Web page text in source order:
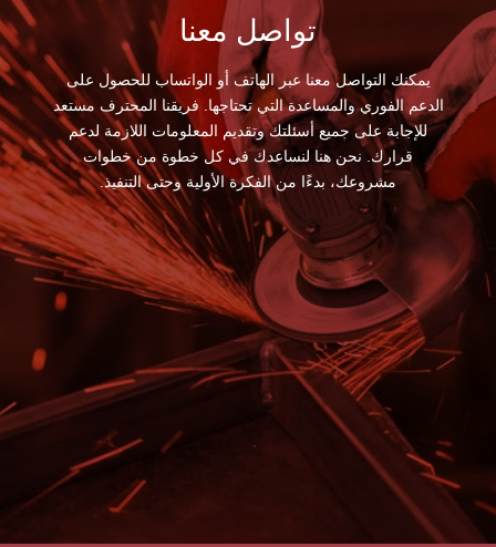
تواصل معنا
يمكنك التواصل معنا عبر الهاتف أو الواتساب للحصول على
الدعم الفوري والمساعدة التي تحتاجها. فريقنا المحترف مستعد
للإجابة على جميع أسئلتك وتقديم المعلومات اللازمة لدعم
قرارك. نحن هنا لنساعدك في كل خطوة من خطوات
مشروعك، بدءًا من الفكرة الأولية وحتى التنفيذ.